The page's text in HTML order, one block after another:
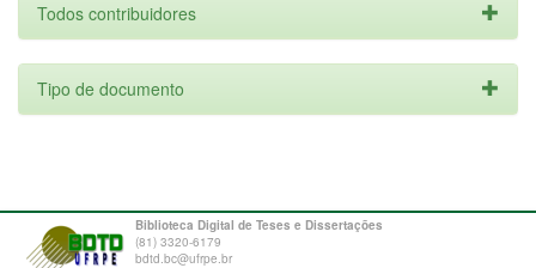
Todos contribuidores
Tipo de documento
Biblioteca Digital de Teses e Dissertações
(81) 3320-6179
bdtd.bc@ufrpe.br